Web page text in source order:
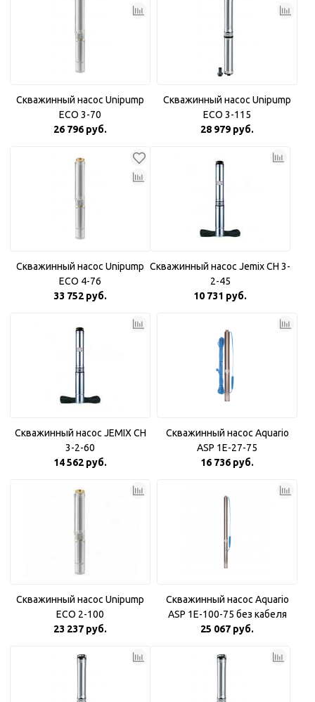
Скважинный насос Unipump
ECO 3-70
26 796 руб.
Скважинный насос Unipump
ECO 3-115
28 979 руб.
Скважинный насос Unipump
ECO 4-76
33 752 руб.
Скважинный насос Jemix CH 3-
2-45
10 731 руб.
Скважинный насос JEMIX CH
3-2-60
14 562 руб.
Скважинный насос Aquario
ASP 1E-27-75
16 736 руб.
Скважинный насос Unipump
ECO 2-100
23 237 руб.
Скважинный насос Aquario
ASP 1E-100-75 без кабеля
25 067 руб.